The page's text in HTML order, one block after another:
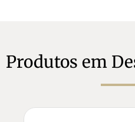
Produtos em